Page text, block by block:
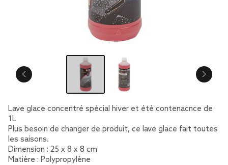
Lave glace concentré spécial hiver et été contenacnce de
1L
Plus besoin de changer de produit, ce lave glace fait toutes
les saisons.
Dimension : 25 x 8 x 8 cm
Matière : Polypropylène